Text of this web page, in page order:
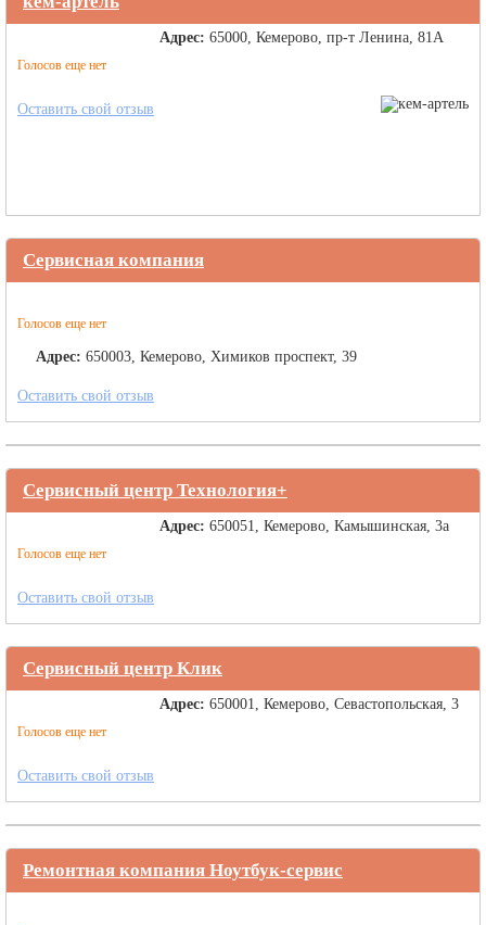
Голосов еще нет
Адрес: 65000, Кемерово, пр-т Ленина, 81А
Оставить свой отзыв
Сервисная компания
Голосов еще нет
Адрес: 650003, Кемерово, Химиков проспект, 39
Оставить свой отзыв
Сервисный центр Технология+
Голосов еще нет
Адрес: 650051, Кемерово, Камышинская, 3а
Оставить свой отзыв
Сервисный центр Клик
Голосов еще нет
Адрес: 650001, Кемерово, Севастопольская, 3
Оставить свой отзыв
Ремонтная компания Ноутбук-сервис